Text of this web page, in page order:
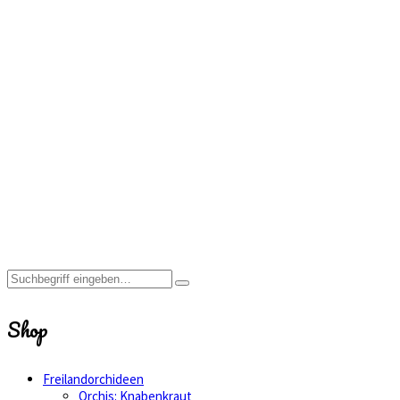
Shop
Freilandorchideen
Orchis: Knabenkraut